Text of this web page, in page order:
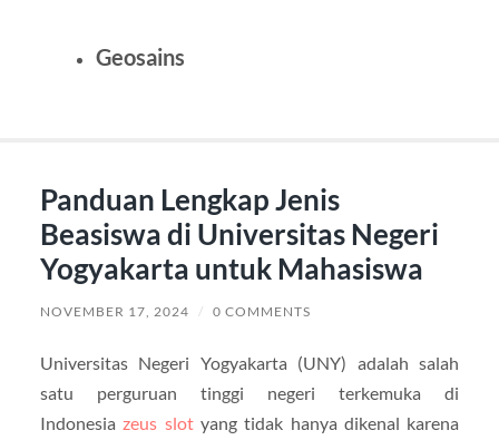
Geosains
Panduan Lengkap Jenis
Beasiswa di Universitas Negeri
Yogyakarta untuk Mahasiswa
NOVEMBER 17, 2024 / 0 COMMENTS
Universitas Negeri Yogyakarta (UNY) adalah salah
satu perguruan tinggi negeri terkemuka di
Indonesiazeus slotyang tidak hanya dikenal karena